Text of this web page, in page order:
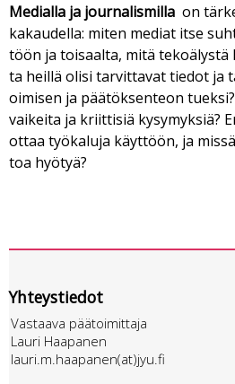
Me­di­al­la ja jour­na­lis­mil­la on
ka­kau­del­la: mi­ten me­di­at it­se
töön ja toi­saal­ta, mitä
ta heil­lä oli­si tar­vit­ta­vat tie­dot ja
oi­mi­sen ja pää­tök­sen­te­on
vai­kei­ta ja kriit­ti­siä ky­sy­myk­siä?
ot­taa työ­ka­lu­ja käyt­töön, ja
toa hyö­tyä?
Yhteystiedot
Vastaava päätoimittaja
Lauri Haapanen
lauri.m.haapanen(at)jyu.fi